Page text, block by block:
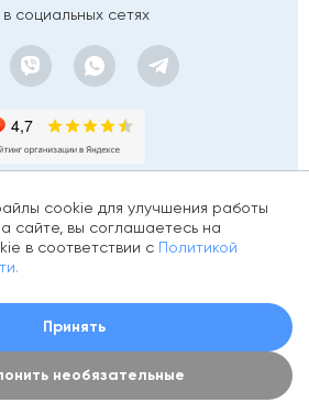
социальных сетях
cookie для улучшения работы
сайте, вы соглашаетесь на
в соответствии с Политикой
Принять
необязательные